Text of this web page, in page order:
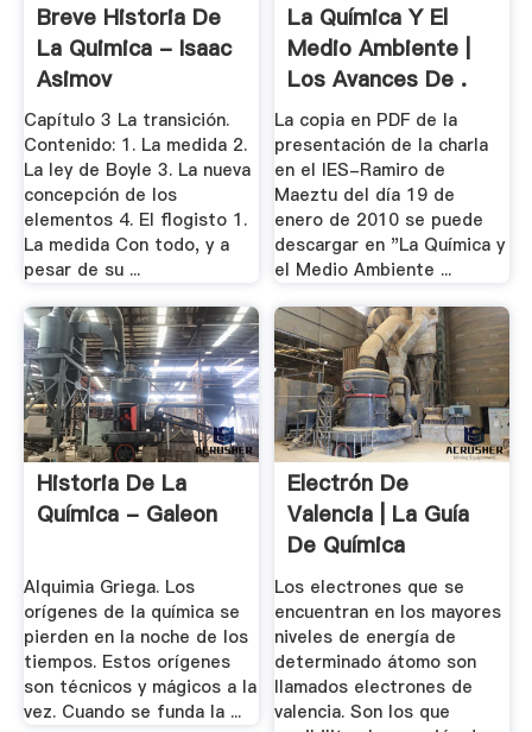
Breve Historia De
La Quimica - Isaac
Asimov
Capítulo 3 La transición.
Contenido: 1. La medida 2.
La ley de Boyle 3. La nueva
concepción de los
elementos 4. El flogisto 1.
La medida Con todo, y a
pesar de su ...
La Química Y El
Medio Ambiente |
Los Avances De .
La copia en PDF de la
presentación de la charla
en el IES-Ramiro de
Maeztu del día 19 de
enero de 2010 se puede
descargar en "La Química y
el Medio Ambiente ...
Historia De La
Química - Galeon
Alquimia Griega. Los
orígenes de la química se
pierden en la noche de los
tiempos. Estos orígenes
son técnicos y mágicos a la
vez. Cuando se funda la ...
Electrón De
Valencia | La Guía
De Química
Los electrones que se
encuentran en los mayores
niveles de energía de
determinado átomo son
llamados electrones de
valencia. Son los que